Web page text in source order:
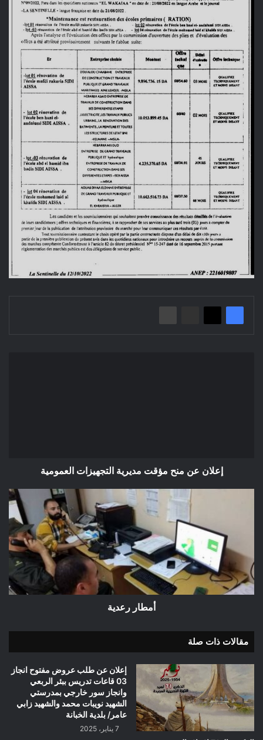
إعلان عن منح مؤقت مديرية التجهيزات العمومية
أمطار رعدية
مقالات ذات صلة
إعلان عن طلب عروض مفتوح انجاز
03 قاعات تدريس ببئر الربعي
وانجاز سور خارجي بمدرستي
الشهيد نويبات محمد والشهيد زابي
عامر/ بلدية الخبانة
7 يناير، 2025